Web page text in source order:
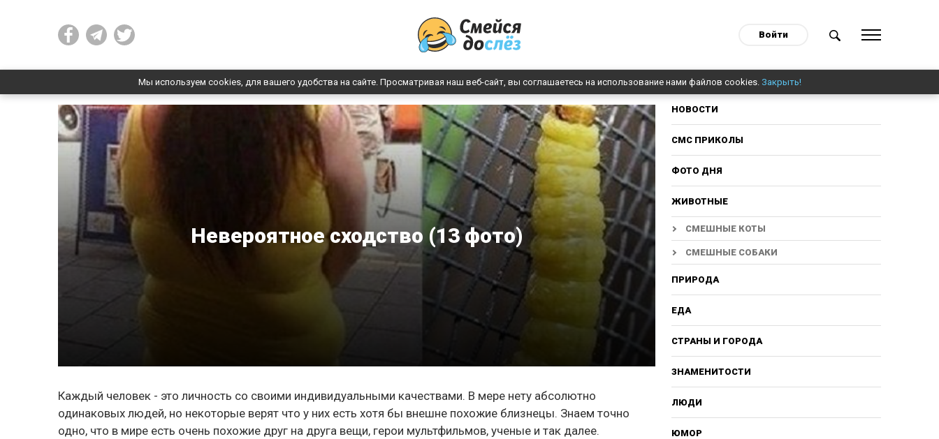
Войти
Мы используем cookies, для вашего удобства на сайте. Просматривая наш веб-сайт, вы соглашаетесь на использование нами файлов cookies. Закрыть!
Невероятное сходство (13 фото)
Каждый человек - это личность со своими индивидуальными качествами. В мере нету абсолютно
одинаковых людей, но некоторые верят что у них есть хотя бы внешне похожие близнецы. Знаем точно
одно, что в мире есть очень похожие друг на друга вещи, герои мультфильмов, ученые и так далее.
НОВОСТИ
СМС ПРИКОЛЫ
ФОТО ДНЯ
ЖИВОТНЫЕ
СМЕШНЫЕ КОТЫ
СМЕШНЫЕ СОБАКИ
ПРИРОДА
ЕДА
СТРАНЫ И ГОРОДА
ЗНАМЕНИТОСТИ
ЛЮДИ
ЮМОР